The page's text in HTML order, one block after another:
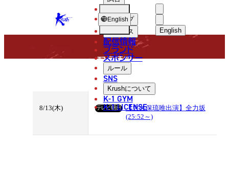
KRUSH English
中文（简体
ショップ
ニュース
配信情報
ブランド
スポンサー
ルール
SNS
Krushについて
K-1 GYM
K-1 LICENSE
English
MEDIA INFOMATION
配信情報
8/13(木) テレビ朝日
【大久保琉唯出演】全力坂
(25:52～)